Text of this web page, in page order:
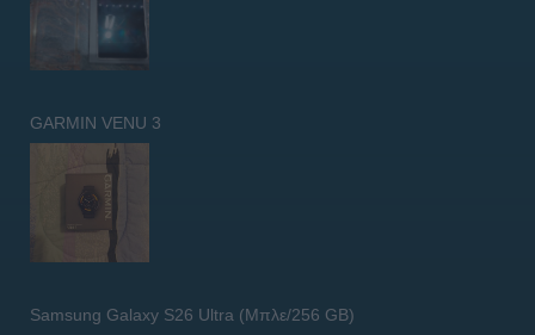
GARMIN VENU 3
Samsung Galaxy S26 Ultra (Μπλε/256 GB)